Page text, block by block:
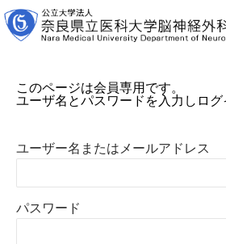
このページは会員専用です。
ユーザ名とパスワードを入力しログ
ユーザー名またはメールアドレス
パスワード